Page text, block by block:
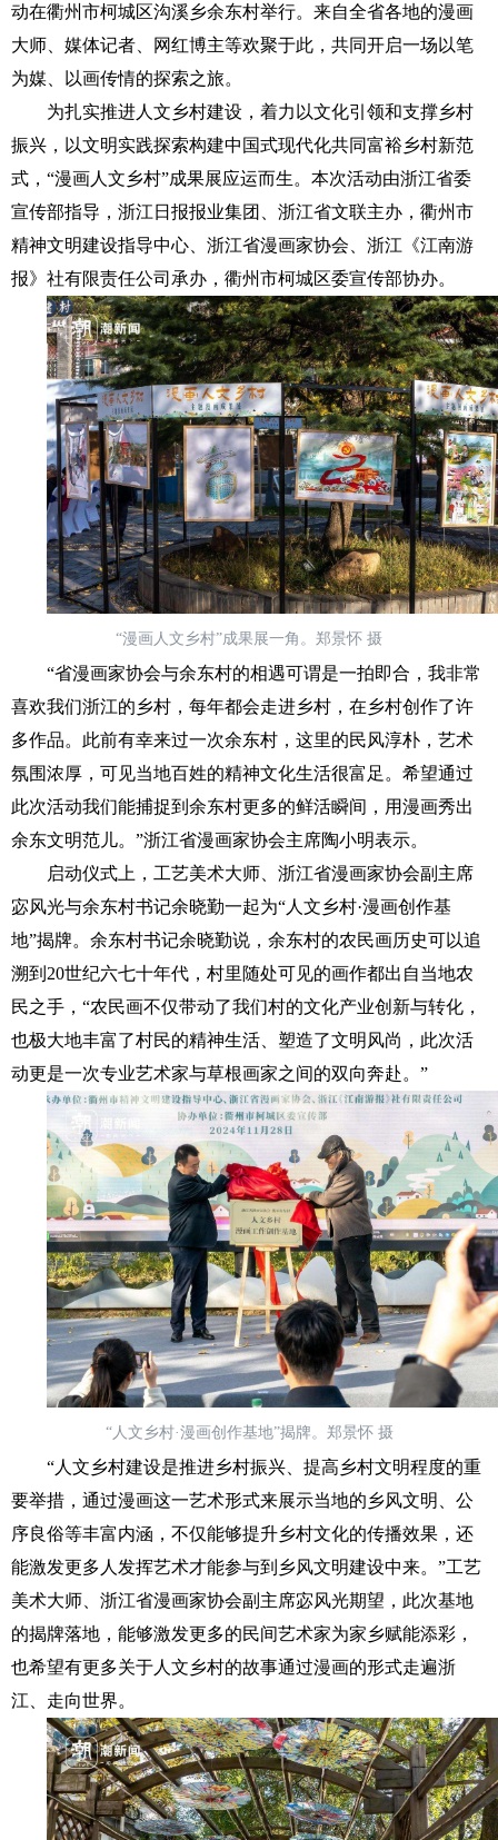
动在衢州市柯城区沟溪乡余东村举行。来自全省各地的漫画
大师、媒体记者、网红博主等欢聚于此，共同开启一场以笔
为媒、以画传情的探索之旅。
为扎实推进人文乡村建设，着力以文化引领和支撑乡村
振兴，以文明实践探索构建中国式现代化共同富裕乡村新范
式，“漫画人文乡村”成果展应运而生。本次活动由浙江省委
宣传部指导，浙江日报报业集团、浙江省文联主办，衢州市
精神文明建设指导中心、浙江省漫画家协会、浙江《江南游
报》社有限责任公司承办，衢州市柯城区委宣传部协办。
“漫画人文乡村”成果展一角。郑景怀 摄
“省漫画家协会与余东村的相遇可谓是一拍即合，我非常
喜欢我们浙江的乡村，每年都会走进乡村，在乡村创作了许
多作品。此前有幸来过一次余东村，这里的民风淳朴，艺术
氛围浓厚，可见当地百姓的精神文化生活很富足。希望通过
此次活动我们能捕捉到余东村更多的鲜活瞬间，用漫画秀出
余东文明范儿。”浙江省漫画家协会主席陶小明表示。
启动仪式上，工艺美术大师、浙江省漫画家协会副主席
宓风光与余东村书记余晓勤一起为“人文乡村·漫画创作基
地”揭牌。余东村书记余晓勤说，余东村的农民画历史可以追
溯到20世纪六七十年代，村里随处可见的画作都出自当地农
民之手，“农民画不仅带动了我们村的文化产业创新与转化，
也极大地丰富了村民的精神生活、塑造了文明风尚，此次活
动更是一次专业艺术家与草根画家之间的双向奔赴。”
“人文乡村·漫画创作基地”揭牌。郑景怀 摄
“人文乡村建设是推进乡村振兴、提高乡村文明程度的重
要举措，通过漫画这一艺术形式来展示当地的乡风文明、公
序良俗等丰富内涵，不仅能够提升乡村文化的传播效果，还
能激发更多人发挥艺术才能参与到乡风文明建设中来。”工艺
美术大师、浙江省漫画家协会副主席宓风光期望，此次基地
的揭牌落地，能够激发更多的民间艺术家为家乡赋能添彩，
也希望有更多关于人文乡村的故事通过漫画的形式走遍浙
江、走向世界。